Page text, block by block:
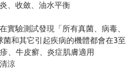
、收斂、油水平衡
實驗測試發現「所有真菌、病毒、
菌和其它引起疾病的機體都會在3至
、牛皮癬、炎症肌膚適用
涼